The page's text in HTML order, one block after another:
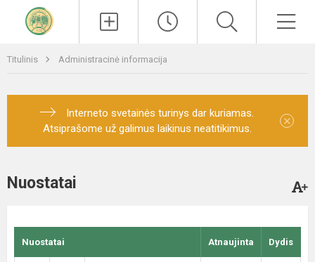
Titulinis Administracinė informacija
Interneto svetainės turinys dar kuriamas.
Atsiprašome už galimus laikinus neatitikimus.
×
Nuostatai
Nuostatai Atnaujinta Dydis